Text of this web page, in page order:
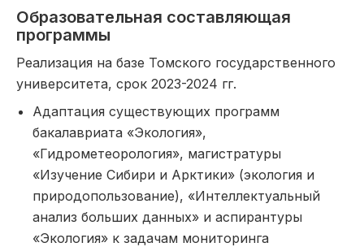
Образовательная составляющая
программы
Реализация на базе Томского государственного
университета, срок 2023-2024 гг.
Адаптация существующих программ
бакалавриата «Экология»,
«Гидрометеорология», магистратуры
«Изучение Сибири и Арктики» (экология и
природопользование), «Интеллектуальный
анализ больших данных» и аспирантуры
«Экология» к задачам мониторинга